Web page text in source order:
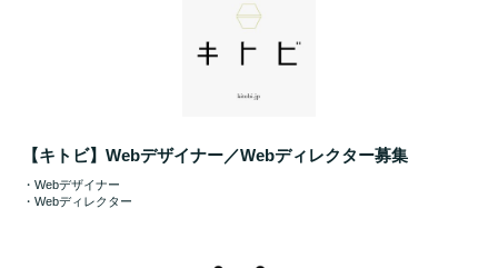
【キトビ】Webデザイナー／Webディレクター募集
・Webデザイナー
・Webディレクター